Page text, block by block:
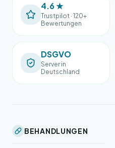
4.6 ★
Trustpilot · 120+
Bewertungen
DSGVO
Server in
Deutschland
BEHANDLUNGEN